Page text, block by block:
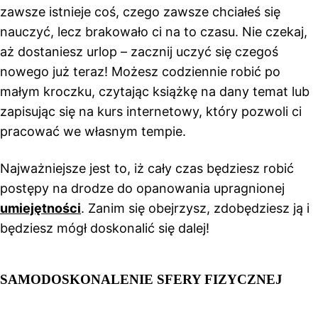
zawsze istnieje coś, czego zawsze chciałeś się
nauczyć, lecz brakowało ci na to czasu. Nie czekaj,
aż dostaniesz urlop – zacznij uczyć się czegoś
nowego już teraz! Możesz codziennie robić po
małym kroczku, czytając książkę na dany temat lub
zapisując się na kurs internetowy, który pozwoli ci
pracować we własnym tempie.
Najważniejsze jest to, iż cały czas będziesz robić
postępy na drodze do opanowania upragnionej
umiejętności. Zanim się obejrzysz, zdobędziesz ją i
będziesz mógł doskonalić się dalej!
SAMODOSKONALENIE SFERY FIZYCZNEJ